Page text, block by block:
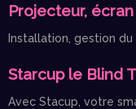
Projecteur,
Installation, gestion
Starcup le Blind
Avec Stacup, votre